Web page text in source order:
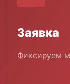
Заявка
Фиксируем